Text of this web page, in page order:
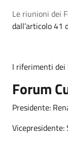
Le riunioni dei
dall’articolo 41
I riferimenti dei
Forum
Presidente: